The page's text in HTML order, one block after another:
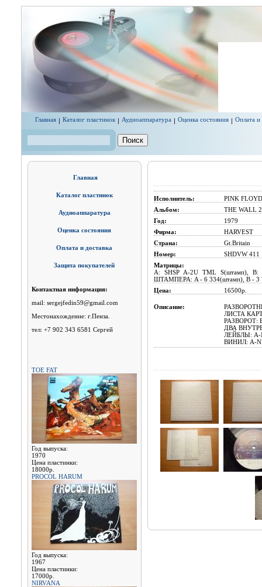
Главная Каталог пластинок Аудиоаппаратура Оценка состояния Оплата и
Главная
Каталог пластинок
Аудиоаппаратура
Оценка состояния
Оплата и доставка
Защита покупателей
Контактная информация:
mail: sergejfedin59@gmail.com
Местонахождение: г.Пенза.
тел: +7 902 343 6581 Сергей
TOE FAT
Год выпуска:
1970
Цена пластинки:
18000р.
PROCOL HARUM
Год выпуска:
1967
Цена пластинки:
17000р.
NIRVANA
Исполнитель:
PINK FLOYD
Альбом:
THE WALL
Год:
1979
Фирма:
HARVEST
Страна:
Gt.Britain
Номер:
SHDVW 411
Матрицы:
A: SHSP A-2U TML S(штамп), B:
ШТАМПЕРА: A - 6 334(штамп), B - 3
Цена:
16500р.
Описание:
ЛИСТА
РАЗВОРОТ:
ДВА
ЛЕЙБЛЫ: A-
ВИНИЛ: A-